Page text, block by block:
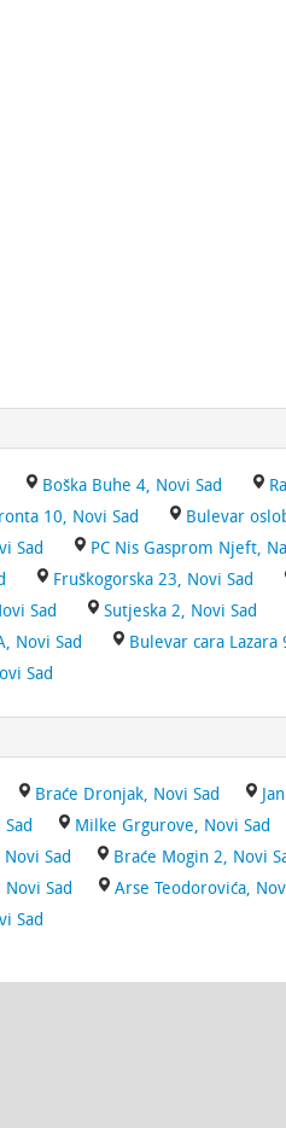
Boška Buhe 4, Novi Sad
10, Novi Sad
Bulevar
Sad PC Nis Gasprom Njeft,
Fruškogorska 23, Novi Sad
Sad Sutjeska 2, Novi Sad
Novi Sad Bulevar cara Lazara
Sad
Braće Dronjak, Novi Sad
Milke Grgurove, Novi Sad
Novi Sad Braće Mogin 2, Novi
Sad
Arse Teodorovića,
Sad